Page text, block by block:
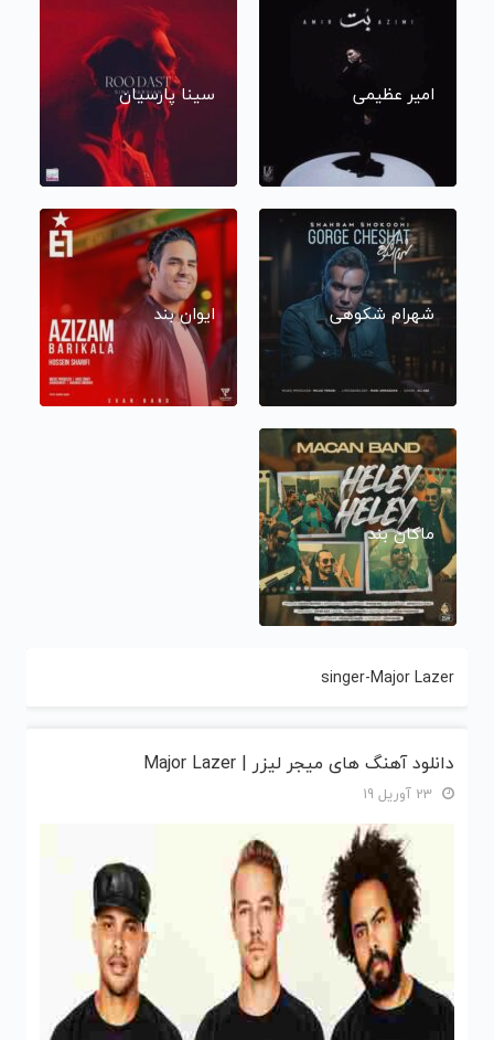
امیر عظیمی سینا پارسیان
شهرام شکوهی ایوان بند
ماکان بند
singer-Major Lazer
دانلود آهنگ های میجر لیزر | Major Lazer